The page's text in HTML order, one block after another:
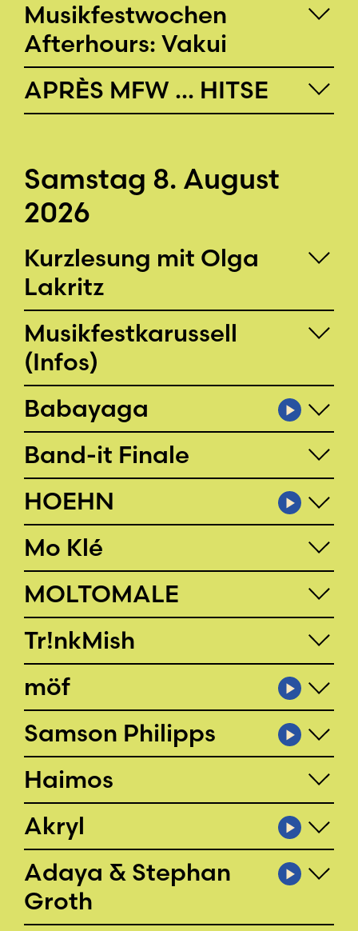
Musikfestwochen
Afterhours: Vakui
APRÈS MFW ... HITSE
Samstag 8. August
2026
Kurzlesung mit Olga
Lakritz
Musikfest­karussell
(Infos)
Babayaga
Band-it Finale
HOEHN
Mo Klé
MOLTOMALE
Tr!nkMish
möf
Samson Philipps
Haimos
Akryl
Adaya & Stephan
Groth